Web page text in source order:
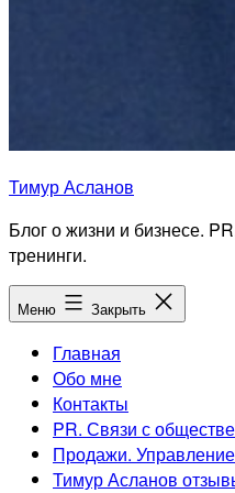
Тимур Асланов
Блог о жизни и бизнесе.
тренинги.
Меню Закрыть
Главная
Обо мне
Контакты
PR. Связи с
Продажи.
Тимур Асланов